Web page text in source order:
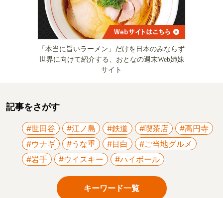
「本当に旨いラーメン」だけを日本のみならず
世界に向けて紹介する、おとなの週末Web姉妹
サイト
記事をさがす
#世田谷 #江ノ島 #鉄道 #喫茶店
#高円寺
#ウナギ
#うな重 #目白
#ご当地グルメ
#岩手
#ウイスキー #ハイボール
キーワード一覧